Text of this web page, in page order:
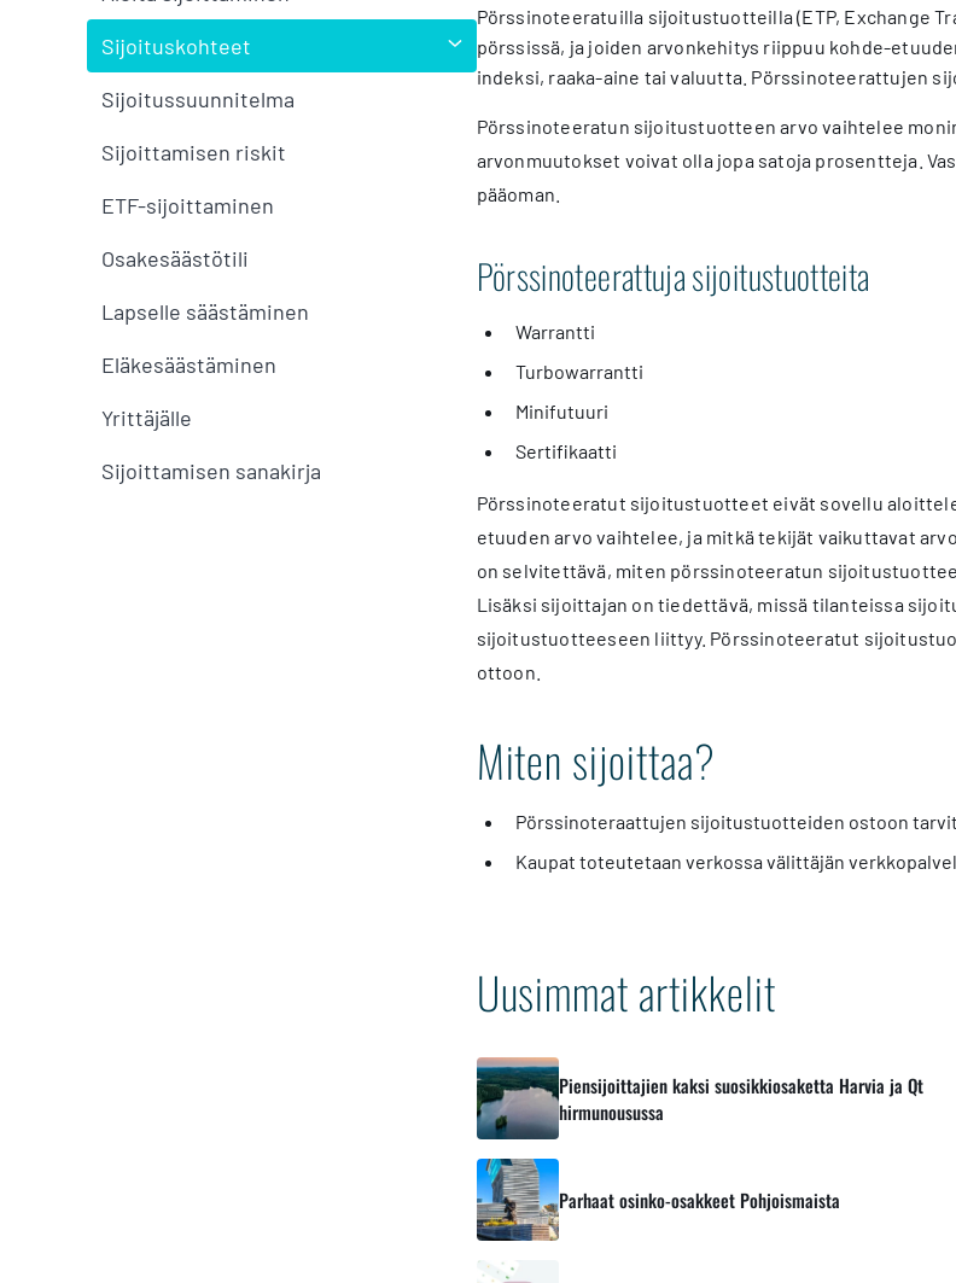
Sijoituskohteet
Sijoitussuunnitelma
Sijoittamisen riskit
ETF-sijoittaminen
Osakesäästötili
Lapselle säästäminen
Eläkesäästäminen
Yrittäjälle
Sijoittamisen sanakirja
Pörssinoteeratuilla sijoitustuotteilla (ETP, Exchange
pörssissä, ja joiden arvonkehitys riippuu kohde-
indeksi, raaka-aine tai valuutta. Pörssinoteerattujen
Pörssinoteeratun sijoitustuotteen arvo vaihtelee
arvonmuutokset voivat olla jopa satoja prosentteja.
pääoman.
Pörssinoteerattuja sijoitustuotteita
Warrantti
Turbowarrantti
Minifutuuri
Sertifikaatti
Pörssinoteeratut sijoitustuotteet eivät sovellu
etuuden arvo vaihtelee, ja mitkä tekijät vaikuttavat
on selvitettävä, miten pörssinoteeratun
Lisäksi sijoittajan on tiedettävä, missä tilanteissa
sijoitustuotteeseen liittyy. Pörssinoteeratut
ottoon.
Miten sijoittaa?
Pörssinoteraattujen sijoitustuotteiden ostoon
Kaupat toteutetaan verkossa välittäjän
Uusimmat artikkelit
Piensijoittajien kaksi suosikkiosaketta Harvia ja Qt
hirmunousussa
Parhaat osinko-osakkeet Pohjoismaista